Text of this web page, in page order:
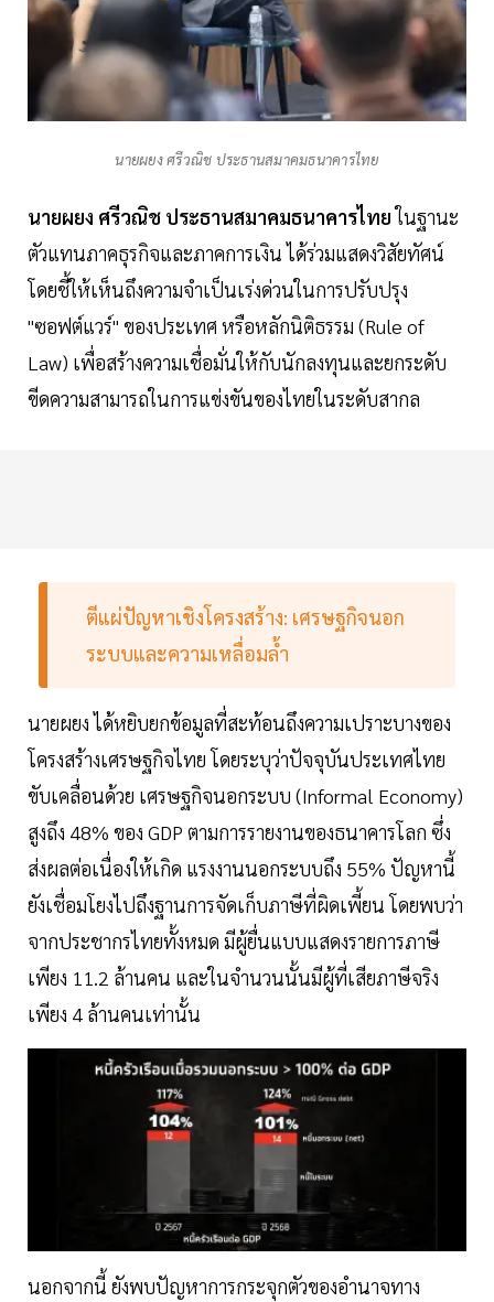
นายผยง ศรีวณิช ประธานสมาคมธนาคารไทย
นายผยง ศรีวณิช ประธานสมาคมธนาคารไทยในฐานะ
ตัวแทนภาคธุรกิจและภาคการเงิน ได้ร่วมแสดงวิสัยทัศน์
โดยชี้ให้เห็นถึงความจำเป็นเร่งด่วนในการปรับปรุง
"ซอฟต์แวร์" ของประเทศ หรือหลักนิติธรรม (Rule of
Law) เพื่อสร้างความเชื่อมั่นให้กับนักลงทุนและยกระดับ
ขีดความสามารถในการแข่งขันของไทยในระดับสากล
ตีแผ่ปัญหาเชิงโครงสร้าง: เศรษฐกิจนอก
ระบบและความเหลื่อมล้ำ
นายผยง ได้หยิบยกข้อมูลที่สะท้อนถึงความเปราะบางของ
โครงสร้างเศรษฐกิจไทย โดยระบุว่าปัจจุบันประเทศไทย
ขับเคลื่อนด้วย เศรษฐกิจนอกระบบ (Informal Economy)
สูงถึง 48% ของ GDP ตามการรายงานของธนาคารโลก ซึ่ง
ส่งผลต่อเนื่องให้เกิด แรงงานนอกระบบถึง 55% ปัญหานี้
ยังเชื่อมโยงไปถึงฐานการจัดเก็บภาษีที่ผิดเพี้ยน โดยพบว่า
จากประชากรไทยทั้งหมด มีผู้ยื่นแบบแสดงรายการภาษี
เพียง 11.2 ล้านคน และในจำนวนนั้นมีผู้ที่เสียภาษีจริง
เพียง 4 ล้านคนเท่านั้น
นอกจากนี้ ยังพบปัญหาการกระจุกตัวของอำนาจทาง